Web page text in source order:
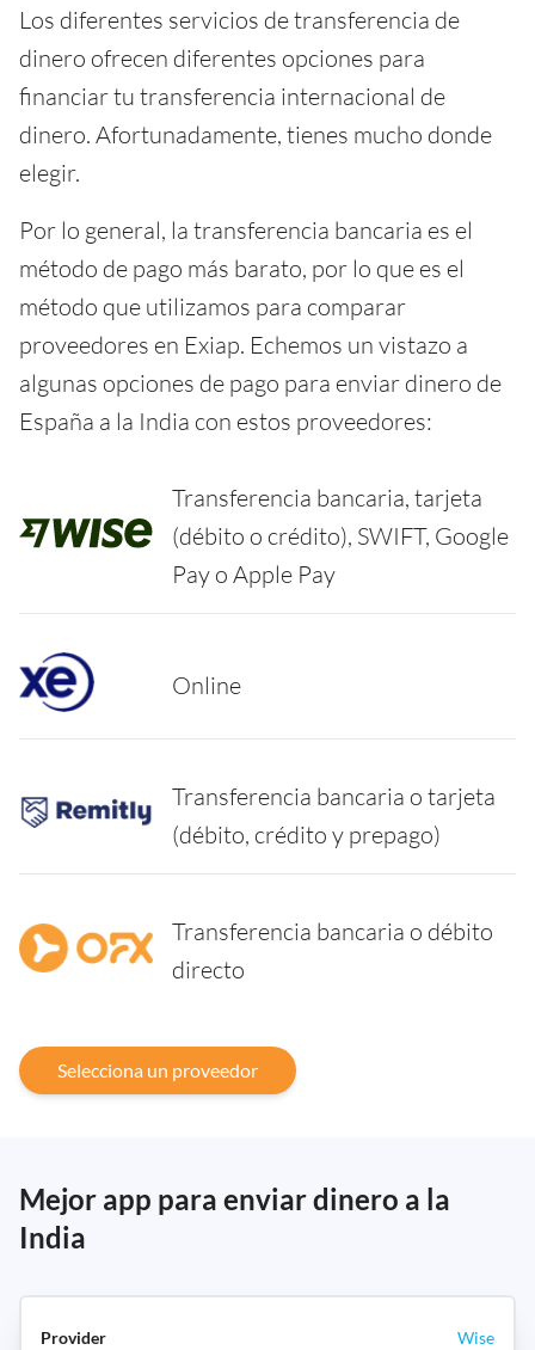
Los diferentes servicios de transferencia de
dinero ofrecen diferentes opciones para
financiar tu transferencia internacional de
dinero. Afortunadamente, tienes mucho donde
elegir.
Por lo general, la transferencia bancaria es el
método de pago más barato, por lo que es el
método que utilizamos para comparar
proveedores en Exiap. Echemos un vistazo a
algunas opciones de pago para enviar dinero de
España a la India con estos proveedores:
Transferencia bancaria, tarjeta
(débito o crédito), SWIFT, Google
Pay o Apple Pay
Online
Transferencia bancaria o tarjeta
(débito, crédito y prepago)
Transferencia bancaria o débito
directo
Selecciona un proveedor
Mejor app para enviar dinero a la
India
Wise